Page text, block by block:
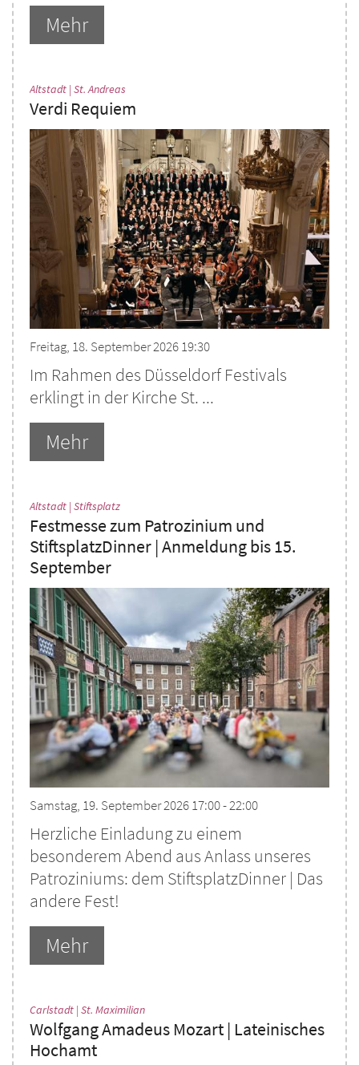
Mehr
Altstadt | St. Andreas
Verdi Requiem
Freitag, 18. September 2026 19:30
Im Rahmen des Düsseldorf Festivals
erklingt in der Kirche St. ...
Mehr
Altstadt | Stiftsplatz:
Festmesse zum Patrozinium und
StiftsplatzDinner | Anmeldung bis 15.
September
Samstag, 19. September 2026 17:00 - 22:00
Herzliche Einladung zu einem
besonderem Abend aus Anlass unseres
Patroziniums: dem StiftsplatzDinner | Das
andere Fest!
Mehr
Carlstadt | St. Maximilian:
Wolfgang Amadeus Mozart | Lateinisches
Hochamt